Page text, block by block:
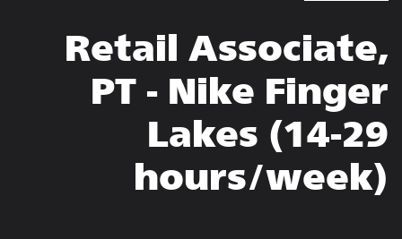
Retail Associate,
PT - Nike Finger
Lakes (14-29
hours/week)